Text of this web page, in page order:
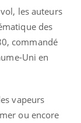
les auteurs
des
commandé
Uni en
vapeurs
ou encore